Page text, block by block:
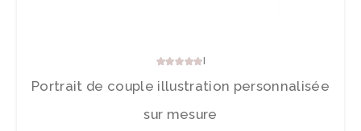
Note
Portrait de couple illustration personnalisée
sur mesure